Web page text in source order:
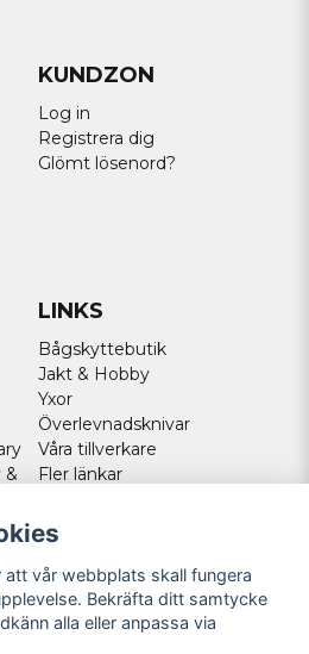
KUNDZON
Log in
Registrera dig
Glömt lösenord?
&
LINKS
Bågskyttebutik
Jakt & Hobby
Yxor
Överlevnadsknivar
Våra tillverkare
Fler länkar
vår webbplats skall fungera
Bekräfta ditt samtycke
alla eller anpassa via